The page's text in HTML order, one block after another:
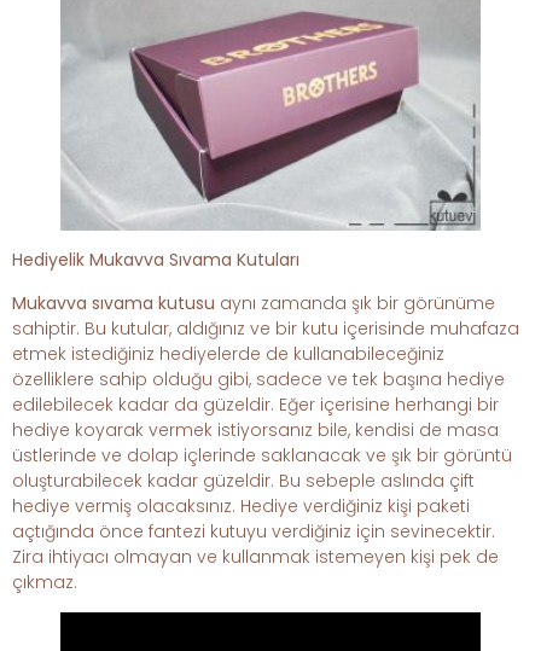
Hediyelik Mukavva Sıvama Kutuları
Mukavva sıvama kutusu aynı zamanda şık bir görünüme
sahiptir. Bu kutular, aldığınız ve bir kutu içerisinde muhafaza
etmek istediğiniz hediyelerde de kullanabileceğiniz
özelliklere sahip olduğu gibi, sadece ve tek başına hediye
edilebilecek kadar da güzeldir. Eğer içerisine herhangi bir
hediye koyarak vermek istiyorsanız bile, kendisi de masa
üstlerinde ve dolap içlerinde saklanacak ve şık bir görüntü
oluşturabilecek kadar güzeldir. Bu sebeple aslında çift
hediye vermiş olacaksınız. Hediye verdiğiniz kişi paketi
açtığında önce fantezi kutuyu verdiğiniz için sevinecektir.
Zira ihtiyacı olmayan ve kullanmak istemeyen kişi pek de
çıkmaz.